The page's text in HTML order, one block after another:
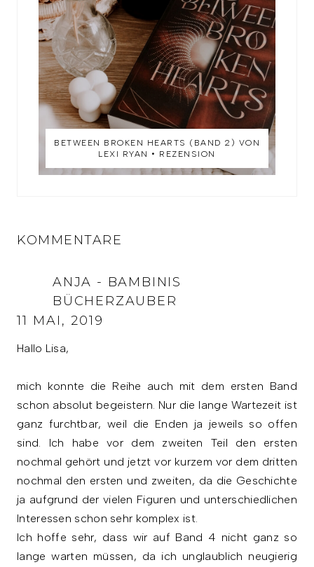
BETWEEN BROKEN HEARTS (BAND 2) VON
LEXI RYAN • REZENSION
KOMMENTARE
ANJA - BAMBINIS
BÜCHERZAUBER
11 MAI, 2019
Hallo Lisa,
mich konnte die Reihe auch mit dem ersten Band
schon absolut begeistern. Nur die lange Wartezeit ist
ganz furchtbar, weil die Enden ja jeweils so offen
sind. Ich habe vor dem zweiten Teil den ersten
nochmal gehört und jetzt vor kurzem vor dem dritten
nochmal den ersten und zweiten, da die Geschichte
ja aufgrund der vielen Figuren und unterschiedlichen
Interessen schon sehr komplex ist.
Ich hoffe sehr, dass wir auf Band 4 nicht ganz so
lange warten müssen, da ich unglaublich neugierig